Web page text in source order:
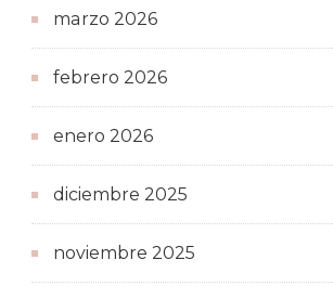
marzo 2026
febrero 2026
enero 2026
diciembre 2025
noviembre 2025